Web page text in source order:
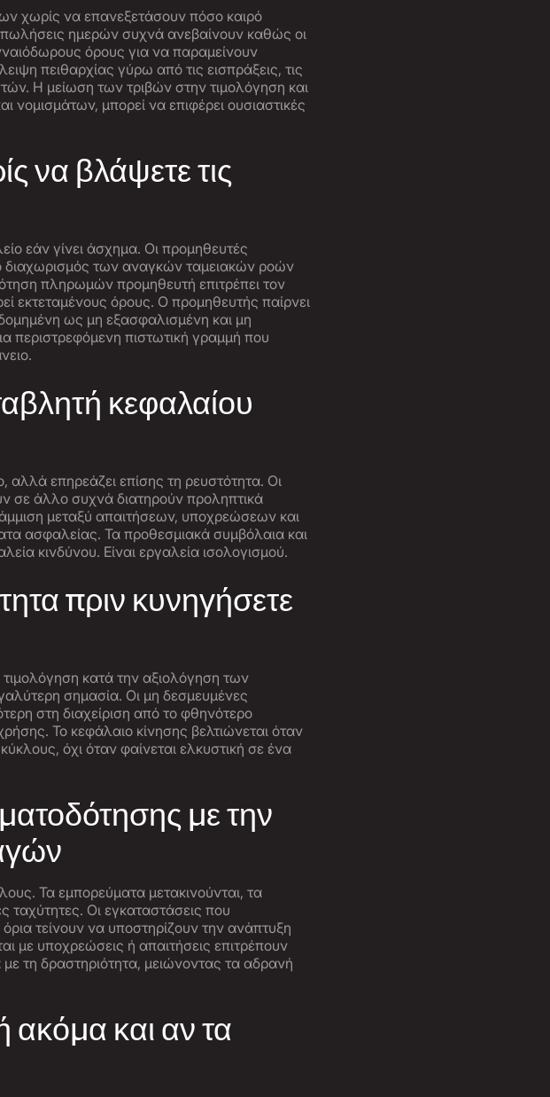
χωρίς να επανεξετάσουν πόσο καιρό
πωλήσεις ημερών συχνά ανεβαίνουν καθώς οι
όρους για να παραμείνουν
πειθαρχίας γύρω από τις εισπράξεις, τις
Η μείωση των τριβών στην τιμολόγηση και
νομισμάτων, μπορεί να επιφέρει ουσιαστικές
να βλάψετε τις
εάν γίνει άσχημα. Οι προμηθευτές
διαχωρισμός των αναγκών ταμειακών ροών
πληρωμών προμηθευτή επιτρέπει τον
εκτεταμένους όρους. Ο προμηθευτής παίρνει
ως μη εξασφαλισμένη και μη
περιστρεφόμενη πιστωτική γραμμή που
κεφαλαίου
επηρεάζει επίσης τη ρευστότητα. Οι
σε άλλο συχνά διατηρούν προληπτικά
μεταξύ απαιτήσεων, υποχρεώσεων και
ασφαλείας. Τα προθεσμιακά συμβόλαια και
κινδύνου. Είναι εργαλεία ισολογισμού.
πριν κυνηγήσετε
κατά την αξιολόγηση των
σημασία. Οι μη δεσμευμένες
στη διαχείριση από το φθηνότερο
Το κεφάλαιο κίνησης βελτιώνεται όταν
όχι όταν φαίνεται ελκυστική σε ένα
με την
Τα εμπορεύματα μετακινούνται, τα
ταχύτητες. Οι εγκαταστάσεις που
τείνουν να υποστηρίζουν την ανάπτυξη
με υποχρεώσεις ή απαιτήσεις επιτρέπουν
τη δραστηριότητα, μειώνοντας τα αδρανή
ακόμα και αν τα